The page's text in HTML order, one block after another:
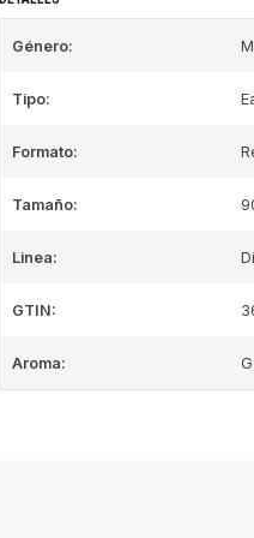
Género:
Tipo:
Formato:
Tamaño:
Linea:
GTIN:
Aroma: